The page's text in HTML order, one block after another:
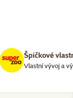
Špičkové
Vlastní vývoj a